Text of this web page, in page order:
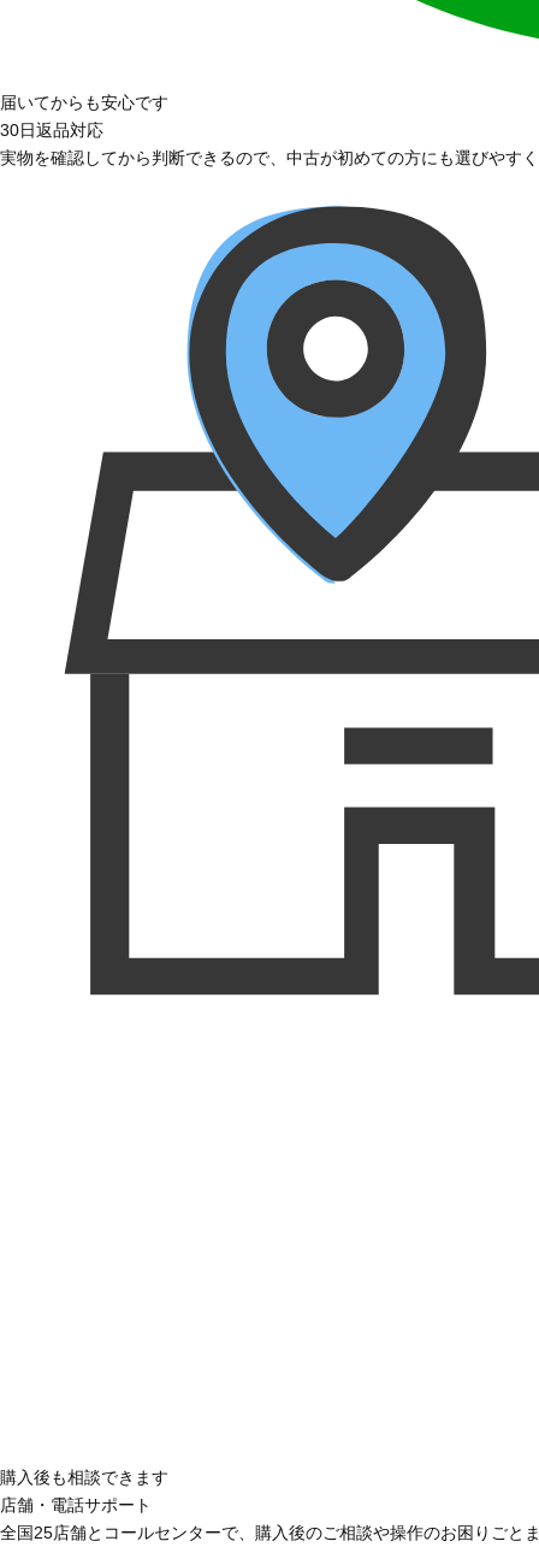
届いてからも安心です
30日返品対応
実物を確認してから判断できるので、中古が初めての方にも選びやす
購入後も相談できます
店舗・電話サポート
全国25店舗とコールセンターで、購入後のご相談や操作のお困りごと